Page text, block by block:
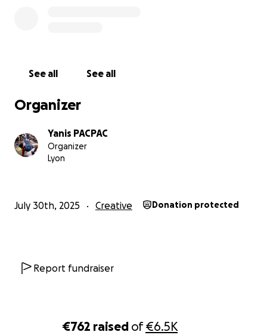
€762 raised of€6.5K
See all See all
Organizer
Yanis PACPAC
Organizer
Lyon
July 30th, 2025 Creative Donation protected
Report fundraiser